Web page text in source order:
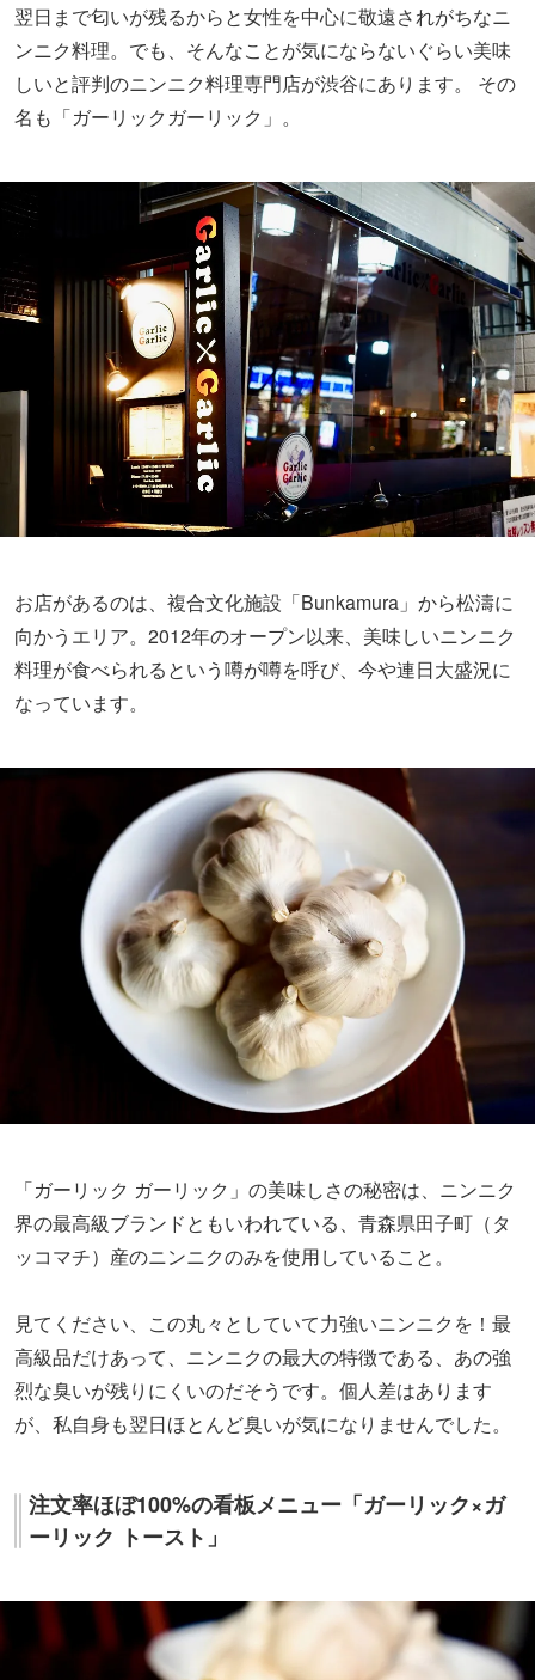
翌日まで匂いが残るからと女性を中心に敬遠されがちなニ
ンニク料理。でも、そんなことが気にならないぐらい美味
しいと評判のニンニク料理専門店が渋谷にあります。 その
名も「ガーリックガーリック」。
お店があるのは、複合文化施設「Bunkamura」から松濤に
向かうエリア。2012年のオープン以来、美味しいニンニク
料理が食べられるという噂が噂を呼び、今や連日大盛況に
なっています。
「ガーリック ガーリック」の美味しさの秘密は、ニンニク
界の最高級ブランドともいわれている、青森県田子町（タ
ッコマチ）産のニンニクのみを使用していること。
見てください、この丸々としていて力強いニンニクを！最
高級品だけあって、ニンニクの最大の特徴である、あの強
烈な臭いが残りにくいのだそうです。個人差はあります
が、私自身も翌日ほとんど臭いが気になりませんでした。
注文率ほぼ100%の看板メニュー「ガーリック×ガ
ーリック トースト」